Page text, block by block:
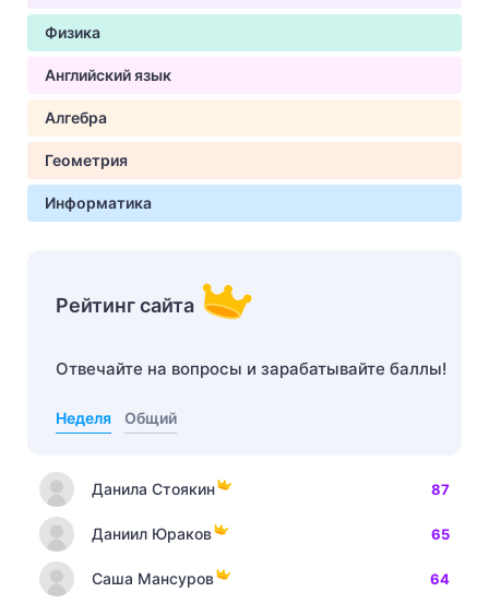
Физика
Английский язык
Алгебра
Геометрия
Информатика
Рейтинг сайта
Отвечайте на вопросы и зарабатывайте баллы!
Неделя Общий
Данила Стоякин 87
Даниил Юраков 65
Саша Мансуров 64